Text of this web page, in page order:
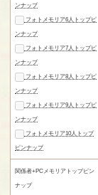
ンナップ
フォトメモリア6人トップピ
ンナップ
フォトメモリア7人トップピ
ンナップ
フォトメモリア8人トップピ
ンナップ
フォトメモリア9人トップピ
ンナップ
フォトメモリア10人トップ
ピンナップ
関係者+PCメモリアトップピン
ナップ